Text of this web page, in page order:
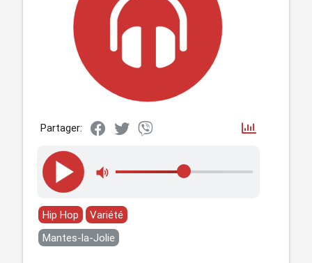
Partager:
Hip Hop
Variété
Mantes-la-Jolie